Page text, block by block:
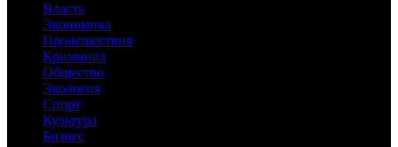
Власть
Экономика
Происшествия
Криминал
Общество
Экология
Спорт
Культура
Бизнес